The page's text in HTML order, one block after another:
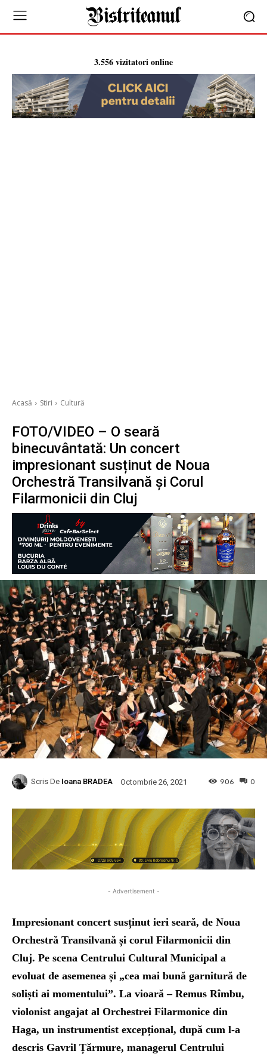
3.556 vizitatori online
Acasă Stiri Cultură
FOTO/VIDEO – O seară
binecuvântată: Un concert
impresionant susținut de Noua
Orchestră Transilvană și Corul
Filarmonicii din Cluj
Scris De Ioana BRADEA Octombrie 26, 2021 0
906
- Advertisement -
Impresionant concert susținut ieri seară, de Noua
Orchestră Transilvană și corul Filarmonicii din
Cluj. Pe scena Centrului Cultural Municipal a
evoluat de asemenea și „cea mai bună garnitură de
soliști ai momentului”. La vioară – Remus Rîmbu,
violonist angajat al Orchestrei Filarmonice din
Haga, un instrumentist excepțional, după cum l-a
descris Gavril Țărmure, managerul Centrului